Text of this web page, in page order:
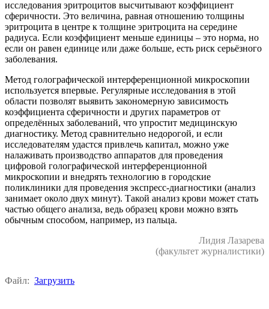
исследования эритроцитов высчитывают коэффициент
сферичности. Это величина, равная отношению толщины
эритроцита в центре к толщине эритроцита на середине
радиуса. Если коэффициент меньше единицы – это норма, но
если он равен единице или даже больше, есть риск серьёзного
заболевания.
Метод голографической интерференционной микроскопии
используется впервые. Регулярные исследования в этой
области позволят выявить закономерную зависимость
коэффициента сферичности и других параметров от
определённых заболеваний, что упростит медицинскую
диагностику. Метод сравнительно недорогой, и если
исследователям удастся привлечь капитал, можно уже
налаживать производство аппаратов для проведения
цифровой голографической интерференционной
микроскопии и внедрять технологию в городские
поликлиники для проведения экспресс-диагностики (анализ
занимает около двух минут). Такой анализ крови может стать
частью общего анализа, ведь образец крови можно взять
обычным способом, например, из пальца.
Лидия Лазарева
(факультет журналистики)
Файл: Загрузить